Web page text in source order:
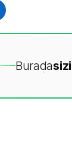
Burada